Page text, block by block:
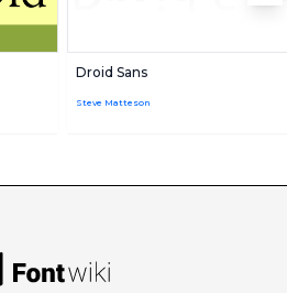
Droid Sans
Steve Matteson